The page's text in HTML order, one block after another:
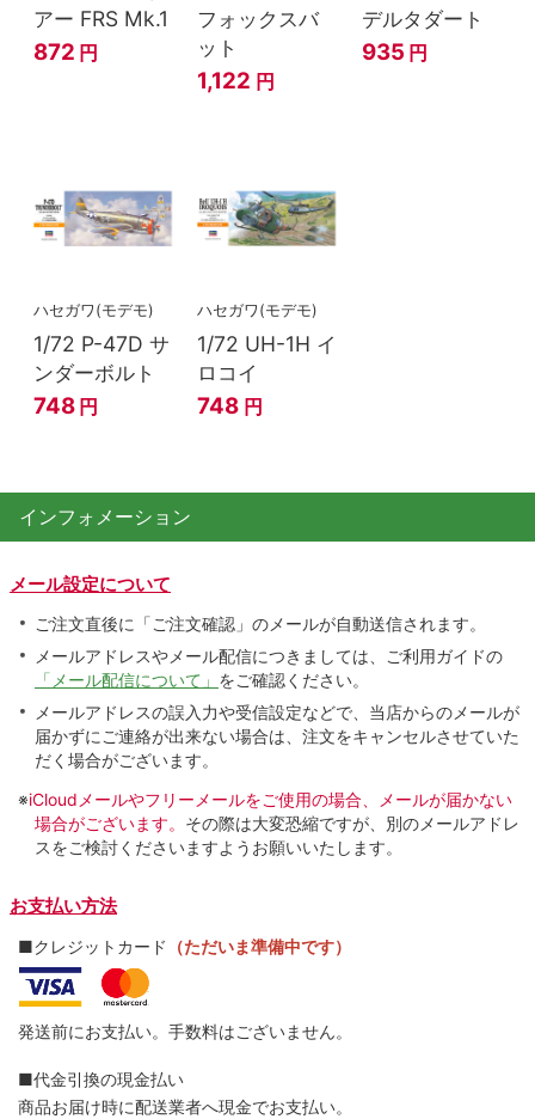
アー FRS Mk.1
872 円
フォックスバ
ット
1,122 円
デルタダート
935 円
ハセガワ(モデモ)
1/72 P-47D サ
ンダーボルト
748 円
ハセガワ(モデモ)
1/72 UH-1H イ
ロコイ
748 円
インフォメーション
メール設定について
ご注文直後に「ご注文確認」のメールが自動送信されます。
メールアドレスやメール配信につきましては、ご利用ガイドの
「メール配信について」 をご確認ください。
メールアドレスの誤入力や受信設定などで、当店からのメールが
届かずにご連絡が出来ない場合は、注文をキャンセルさせていた
だく場合がございます。
※iCloudメールやフリーメールをご使用の場合、メールが届かない
場合がございます。 その際は大変恐縮ですが、別のメールアドレ
スをご検討くださいますようお願いいたします。
お支払い方法
■クレジットカード （ただいま準備中です）
発送前にお支払い。手数料はございません。
■代金引換の現金払い
商品お届け時に配送業者へ現金でお支払い。